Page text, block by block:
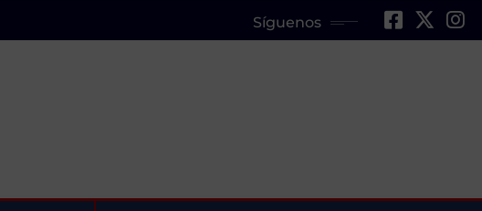
Síguenos